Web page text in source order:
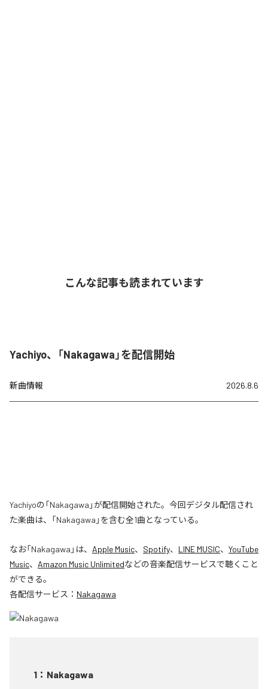
こんな記事も読まれています
Yachiyo、「Nakagawa」を配信開始
新曲情報 2026.8.6
Yachiyoの「Nakagawa」が配信開始された。今回デジタル配信され
た楽曲は、「Nakagawa」を含む全1曲となっている。
なお「Nakagawa 」は、 Apple Music、 Spotify、 LINE MUSIC、 YouTube
Music、 Amazon Music Unlimitedなどの音楽配信サービスで聴くこと
ができる。
各配信サービス： Nakagawa
1 ： Nakagawa